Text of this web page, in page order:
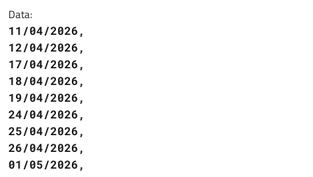
Data:
11/04/2026,
12/04/2026,
17/04/2026,
18/04/2026,
19/04/2026,
24/04/2026,
25/04/2026,
26/04/2026,
01/05/2026,